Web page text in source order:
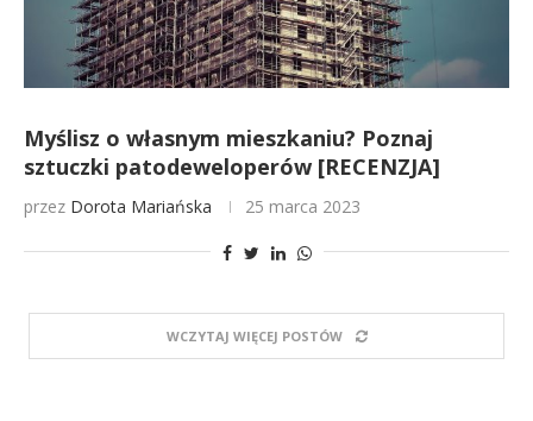
Myślisz o własnym mieszkaniu? Poznaj
sztuczki patodeweloperów [RECENZJA]
przez Dorota Mariańska 25 marca 2023
WCZYTAJ WIĘCEJ POSTÓW